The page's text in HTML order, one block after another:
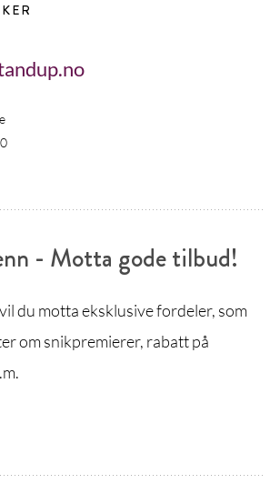
- Motta gode tilbud!
du motta eksklusive fordeler, som
om snikpremierer, rabatt på